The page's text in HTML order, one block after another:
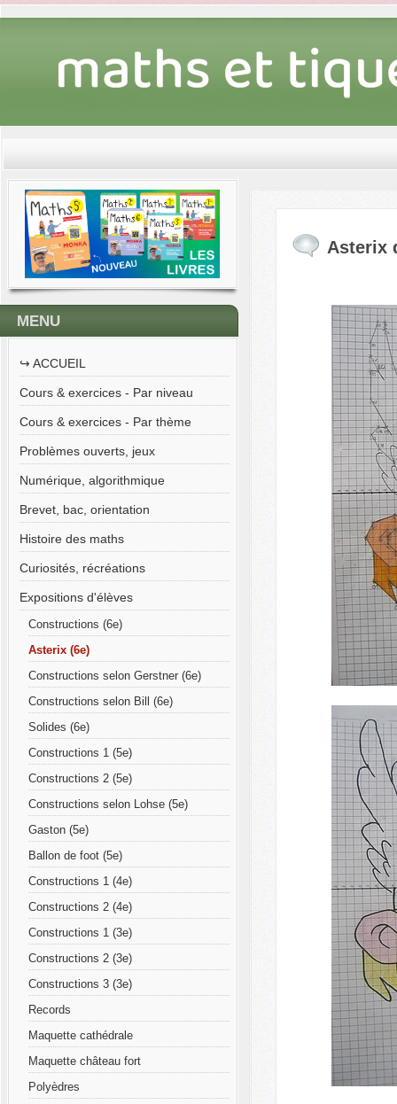
MENU
↪︎ ACCUEIL
Cours & exercices - Par niveau
Cours & exercices - Par thème
Problèmes ouverts, jeux
Numérique, algorithmique
Brevet, bac, orientation
Histoire des maths
Curiosités, récréations
Expositions d'élèves
Constructions (6e)
Asterix (6e)
Constructions selon Gerstner (6e)
Constructions selon Bill (6e)
Solides (6e)
Constructions 1 (5e)
Constructions 2 (5e)
Constructions selon Lohse (5e)
Gaston (5e)
Ballon de foot (5e)
Constructions 1 (4e)
Constructions 2 (4e)
Constructions 1 (3e)
Constructions 2 (3e)
Constructions 3 (3e)
Records
Maquette cathédrale
Maquette château fort
Polyèdres
Asterix